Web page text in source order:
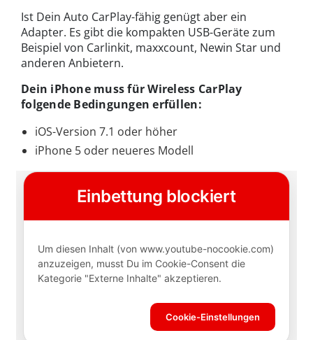
Ist Dein Auto CarPlay-fähig genügt aber ein
Adapter. Es gibt die kompakten USB-Geräte zum
Beispiel von Carlinkit, maxxcount, Newin Star und
anderen Anbietern.
Dein iPhone muss für Wireless CarPlay
folgende Bedingungen erfüllen:
iOS-Version 7.1 oder höher
iPhone 5 oder neueres Modell